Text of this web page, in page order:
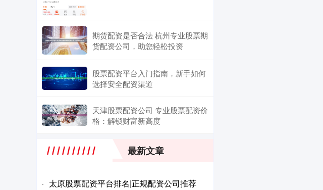
期货配资是否合法 杭州专业股票期
货配资公司，助您轻松投资
股票配资平台入门指南，新手如何
选择安全配资渠道
天津股票配资公司 专业股票配资价
格：解锁财富新高度
最新文章
· 太原股票配资平台排名|正规配资公司推荐